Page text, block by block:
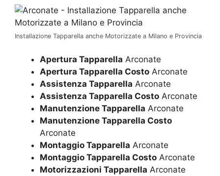
Installazione Tapparella anche Motorizzate a Milano e Provincia
Apertura Tapparella Arconate
Apertura Tapparella Costo Arconate
Assistenza Tapparella Arconate
Assistenza Tapparella Costo Arconate
Manutenzione Tapparella Arconate
Manutenzione Tapparella Costo
Arconate
Montaggio Tapparella Arconate
Montaggio Tapparella Costo Arconate
Motorizzazioni Tapparella Arconate